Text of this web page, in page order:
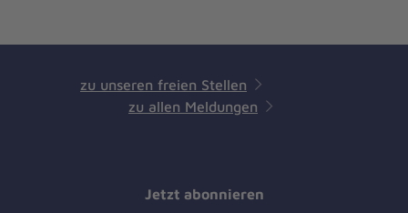
zu unseren freien Stellen
zu allen Meldungen
Jetzt abonnieren